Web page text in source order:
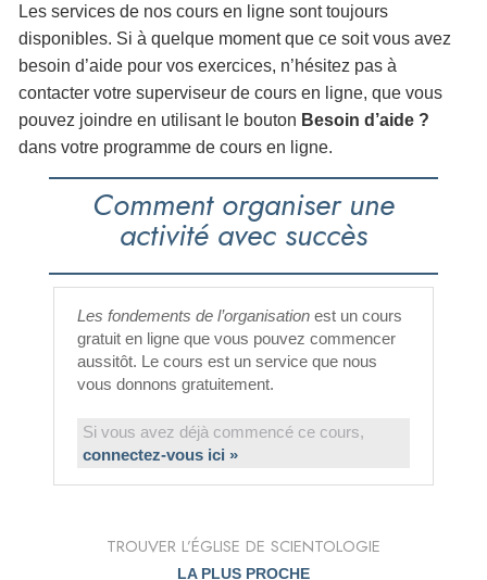
Les services de nos cours en ligne sont toujours
disponibles. Si à quelque moment que ce soit vous avez
besoin d’aide pour vos exercices, n’hésitez pas à
contacter votre superviseur de cours en ligne, que vous
pouvez joindre en utilisant le bouton Besoin d’aide ?
dans votre programme de cours en ligne.
Comment organiser une
activité avec succès
Les fondements de l’organisation est un cours
gratuit en ligne que vous pouvez commencer
aussitôt. Le cours est un service que nous
vous donnons gratuitement.
Si vous avez déjà commencé ce cours,
connectez-vous ici »
TROUVER L’ÉGLISE DE SCIENTOLOGIE
LA PLUS PROCHE